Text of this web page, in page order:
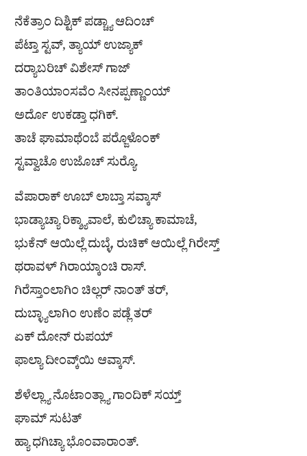
ನೆಕೆತ್ರಾಂ ದಿಶ್ಟಿಕ್ ಪಡ್ಚ್ಯಾ ಆದಿಂಚ್
ಪೆಟ್ತಾ ಸ್ಟವ್, ತ್ಯಾಯ್ ಉಜ್ಯಾಕ್
ದರ‍್ಯಾಬರಿಚ್ ವಿಶೇಸ್ ಗಾಜ್
ತಾಂತಿಯಾಂಸವೆಂ ಸೀನಪ್ಪಣ್ಣಾಂಯ್
ಅರ್ದೊ ಉಕಡ್ತಾ ಧಗಿಕ್.
ತಾಚೆ ಘಾಮಾಥೆಂಬೆ ಪರ‍್ಜೊಳೊಂಕ್
ಸ್ಟವ್ವಾಚೊ ಉಜೊಚ್ ಸುರ‍್ಯೊ.
ವೆಪಾರಾಕ್ ಊಬ್ ಲಾಬ್ತಾ ಸವ್ಕಾಸ್
ಭಾಡ್ಯಾಚ್ಯಾ ರಿಕ್ಶ್ಯಾವಾಲೆ, ಕುಲಿಚ್ಯಾ ಕಾಮಾಚೆ,
ಭುಕೆನ್ ಆಯಿಲ್ಲೆ ದುಬ್ಳೆ, ರುಚಿಕ್ ಆಯಿಲ್ಲೆ ಗಿರೇಸ್ತ್
ಥರಾವಳ್ ಗಿರಾಯ್ಕಾಂಚಿ ರಾಸ್.
ಗಿರೆಸ್ತಾಂಲಾಗಿಂ ಚಿಲ್ಲರ್ ನಾಂತ್ ತರ್,
ದುಬ್ಳ್ಯಾಲಾಗಿಂ ಉಣೆಂ ಪಡ್ಲೆ ತರ್
ಏಕ್ ದೋನ್ ರುಪಯ್
ಫಾಲ್ಯಾ ದೀಂವ್ಕ್‌ಯಿ ಆವ್ಕಾಸ್.
ಶೆಳೆಲ್ಲ್ಯಾ ನೊಟಾಂತ್ಲ್ಯಾ ಗಾಂದಿಕ್ ಸಯ್ತ್
ಘಾಮ್ ಸುಟತ್
ಹ್ಯಾ ಧಗಿಚ್ಯಾ ಭೊಂವಾರಾಂತ್.